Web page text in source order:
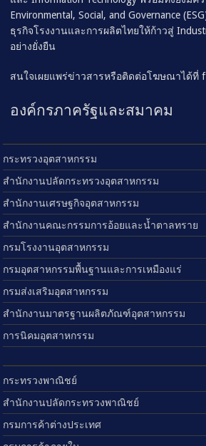
Environmental, Social, and Governance
ธุรกิจโรงงานและการผลิตไทยให้ก้าวสู่
อย่างยั่งยืน
สนใจเผยแพร่ข่าวสารหรือติดต่อโฆษณาได้ที่
องค์กรภาครัฐและสมาคม
กระทรวงอุตสาหกรรม
สำนักงานปลัดกระทรวงอุตสาหกรรม
สำนักงานเศรษฐกิจอุตสาหกรรม
สำนักงานคณะกรรมการอ้อยและน้ำตาลทราย
กรมโรงงานอุตสาหกรรม
กรมอุตสาหกรรมพื้นฐานและการเหมืองแร่
กรมส่งเสริมอุตสาหกรรม
สำนักงานมาตรฐานผลิตภัณฑ์อุตสาหกรรม
การนิคมอุตสาหกรรม
กระทรวงพาณิชย์
สำนักงานปลัดกระทรวงพาณิชย์
กรมการค้าต่างประเทศ